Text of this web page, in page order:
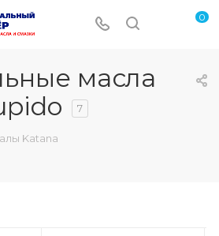
0
масла
7
Katana